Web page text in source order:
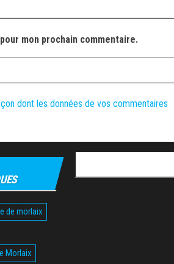
mon prochain commentaire.
dont les données de vos commentaires
de morlaix
Morlaix